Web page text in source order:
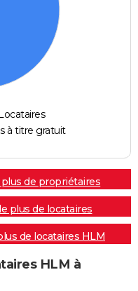
à titre gratuit
de propriétaires
plus de locataires
de locataires HLM
HLM à